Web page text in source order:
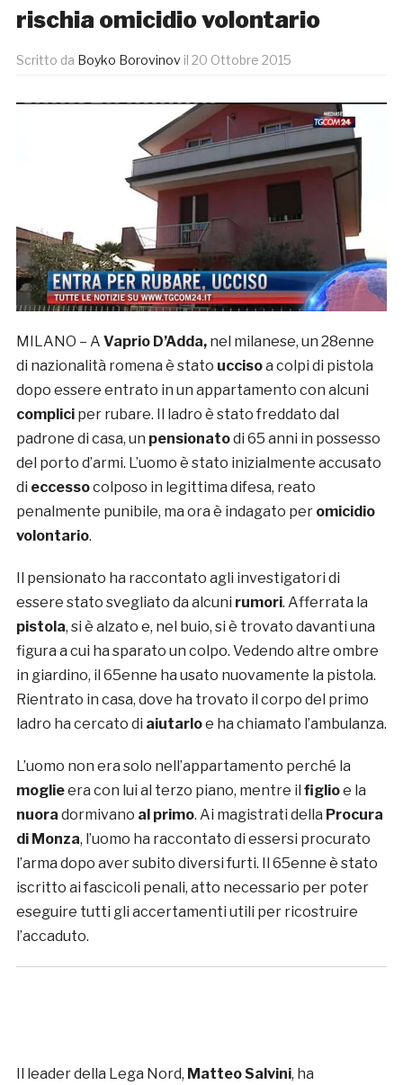
rischia omicidio volontario
Scritto da Boyko Borovinov il 20 Ottobre 2015
MILANO – A Vaprio D’Adda,nel milanese, un 28enne
di nazionalità romena è stato uccisoa colpi di pistola
dopo essere entrato in un appartamento con alcuni
compliciper rubare. Il ladro è stato freddato dal
padrone di casa, un pensionatodi 65 anni in possesso
del porto d’armi. L’uomo è stato inizialmente accusato
di eccessocolposo in legittima difesa, reato
penalmente punibile, ma ora è indagato per omicidio
volontario.
Il pensionato ha raccontato agli investigatori di
essere stato svegliato da alcuni rumori. Afferrata la
pistola, si è alzato e, nel buio, si è trovato davanti una
figura a cui ha sparato un colpo. Vedendo altre ombre
in giardino, il 65enne ha usato nuovamente la pistola.
Rientrato in casa, dove ha trovato il corpo del primo
ladro ha cercato di aiutarloe ha chiamato l’ambulanza.
L’uomo non era solo nell’appartamento perché la
moglieera con lui al terzo piano, mentre il figlioe la
nuora dormivano al primo. Ai magistrati della Procura
di Monza, l’uomo ha raccontato di essersi procurato
l’arma dopo aver subito diversi furti. Il 65enne è stato
iscritto ai fascicoli penali, atto necessario per poter
eseguire tutti gli accertamenti utili per ricostruire
l’accaduto.
Il leader della Lega Nord, MatteoSalvini, ha